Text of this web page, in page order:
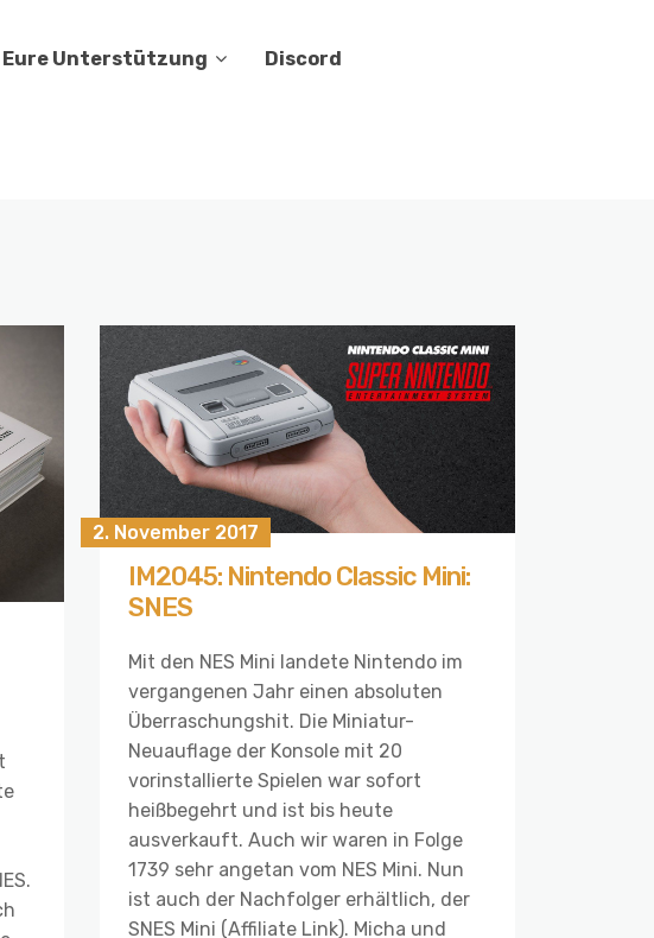
Eure Unterstützung Discord
2. November 2017
IM2045: Nintendo Classic Mini:
SNES
Mit den NES Mini landete Nintendo im
vergangenen Jahr einen absoluten
Überraschungshit. Die Miniatur-
Neuauflage der Konsole mit 20
vorinstallierte Spielen war sofort
heißbegehrt und ist bis heute
ausverkauft. Auch wir waren in Folge
1739 sehr angetan vom NES Mini. Nun
ist auch der Nachfolger erhältlich, der
SNES Mini (Affiliate Link). Micha und